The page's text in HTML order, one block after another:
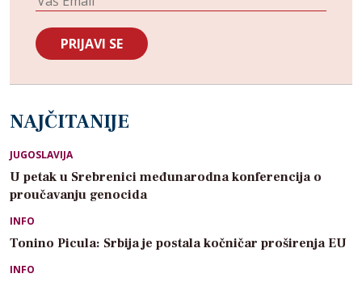
NAJČITANIJE
JUGOSLAVIJA
U petak u Srebrenici međunarodna konferencija o
proučavanju genocida
INFO
Tonino Picula: Srbija je postala kočničar proširenja EU
INFO